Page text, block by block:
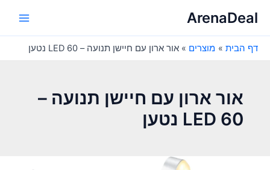
לתוכןArenaDeal
דף הבית מוצרים אור ארון עם חיישן תנועה – 60 LED נטען
אור ארון עם חיישן תנועה –
60 LED נטען